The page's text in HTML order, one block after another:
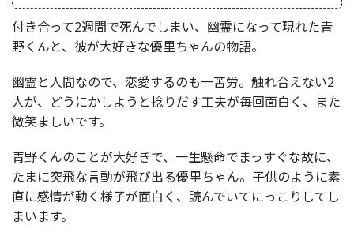
付き合って2週間で死んでしまい、幽霊になって現れた青
野くんと、彼が大好きな優里ちゃんの物語。
幽霊と人間なので、恋愛するのも一苦労。触れ合えない2
人が、どうにかしようと捻りだす工夫が毎回面白く、また
微笑ましいです。
青野くんのことが大好きで、一生懸命でまっすぐな故に、
たまに突飛な言動が飛び出る優里ちゃん。子供のように素
直に感情が動く様子が面白く、読んでいてにっこりしてし
まいます。